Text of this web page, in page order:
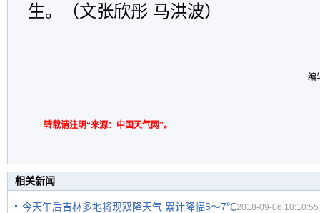
生。（文张欣彤 马洪波）
编
转载请注明“来源：中国天气网”。
相关新闻
今天午后吉林多地将现双降天气 累计降幅5～7℃2018-09-06 10:10:55